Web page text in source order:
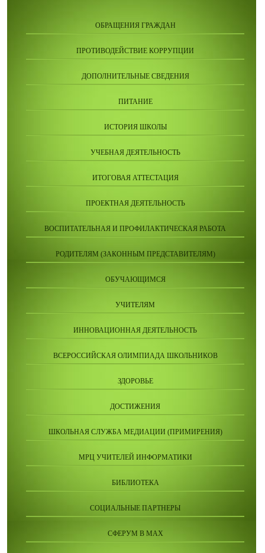
ОБРАЩЕНИЯ ГРАЖДАН
ПРОТИВОДЕЙСТВИЕ КОРРУПЦИИ
ДОПОЛНИТЕЛЬНЫЕ СВЕДЕНИЯ
ПИТАНИЕ
ИСТОРИЯ ШКОЛЫ
УЧЕБНАЯ ДЕЯТЕЛЬНОСТЬ
ИТОГОВАЯ АТТЕСТАЦИЯ
ПРОЕКТНАЯ ДЕЯТЕЛЬНОСТЬ
ВОСПИТАТЕЛЬНАЯ И ПРОФИЛАКТИЧЕСКАЯ РАБОТА
РОДИТЕЛЯМ (ЗАКОННЫМ ПРЕДСТАВИТЕЛЯМ)
ОБУЧАЮЩИМСЯ
УЧИТЕЛЯМ
ИННОВАЦИОННАЯ ДЕЯТЕЛЬНОСТЬ
ВСЕРОССИЙСКАЯ ОЛИМПИАДА ШКОЛЬНИКОВ
ЗДОРОВЬЕ
ДОСТИЖЕНИЯ
ШКОЛЬНАЯ СЛУЖБА МЕДИАЦИИ (ПРИМИРЕНИЯ)
МРЦ УЧИТЕЛЕЙ ИНФОРМАТИКИ
БИБЛИОТЕКА
СОЦИАЛЬНЫЕ ПАРТНЕРЫ
СФЕРУМ В МАХ